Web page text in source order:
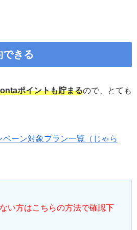
できる
ポイントも貯まるので、とても
ーン対象プラン一覧（じゃら
い方はこちらの方法で確認下